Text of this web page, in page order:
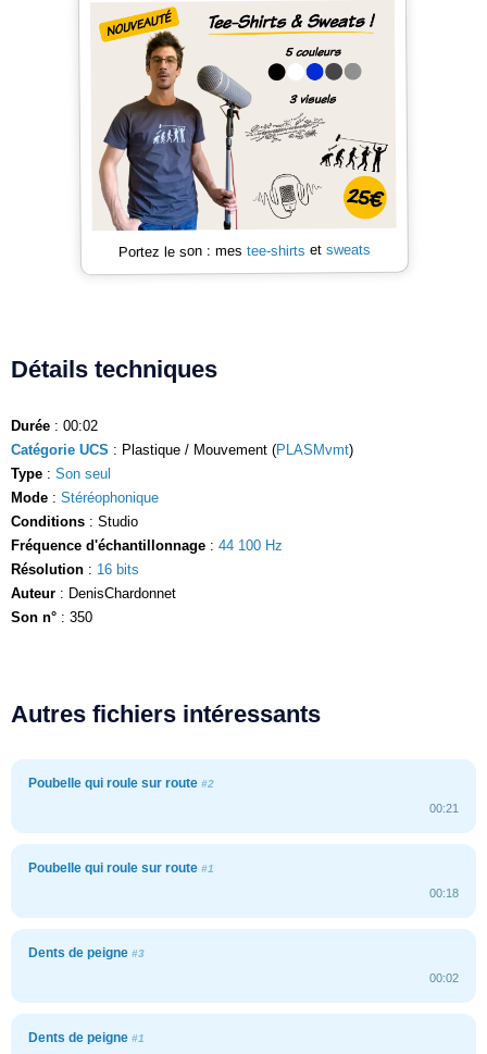
Portez le son : mes tee-shirts et sweats
Détails techniques
Durée : 00:02
Catégorie UCS : Plastique / Mouvement (PLASMvmt)
Type : Son seul
Mode : Stéréophonique
Conditions : Studio
Fréquence d'échantillonnage : 44 100 Hz
Résolution : 16 bits
Auteur : DenisChardonnet
Son n° : 350
Autres fichiers intéressants
Poubelle qui roule sur route #2
00:21
Poubelle qui roule sur route #1
00:18
Dents de peigne #3
00:02
Dents de peigne #1